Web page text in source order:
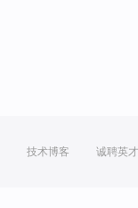
技术博客 诚聘英才